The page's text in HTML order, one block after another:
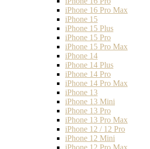
iPhone 16 Pro Max
iPhone 15
iPhone 15 Plus
iPhone 15 Pro
iPhone 15 Pro Max
iPhone 14
iPhone 14 Plus
iPhone 14 Pro
iPhone 14 Pro Max
iPhone 13
iPhone 13 Mini
iPhone 13 Pro
iPhone 13 Pro Max
iPhone 12 / 12 Pro
iPhone 12 Mini
iPhone 12 Pro Max